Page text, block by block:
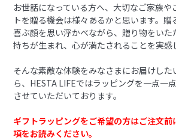
お世話になっている方へ、大切なご家族や
トを贈る機会は様々あるかと思います。贈
喜ぶ顔を思い浮かべながら、贈り物をい
持ちが生まれ、心が満たされることを実感
そんな素敵な体験をみなさまにお届けした
ら、HESTA LIFEではラッピングを一点一
させていただいております。
ギフトラッピングをご希望の方はご注文
項をお読みください。